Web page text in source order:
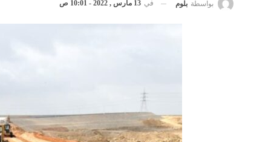
بواسطة بلوم في 13 مارس , 2022 - 10:01 ص